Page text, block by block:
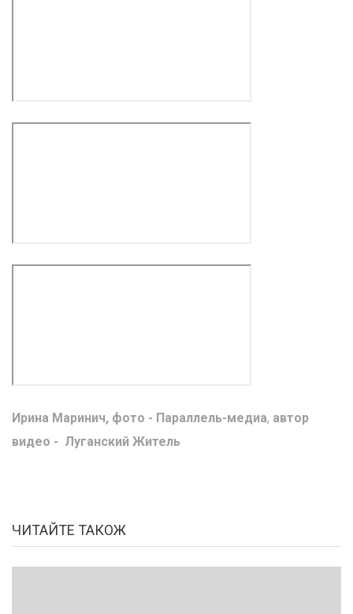
Ирина Маринич, фото - Параллель-медиа, автор
видео - Луганский Житель
ЧИТАЙТЕ ТАКОЖ